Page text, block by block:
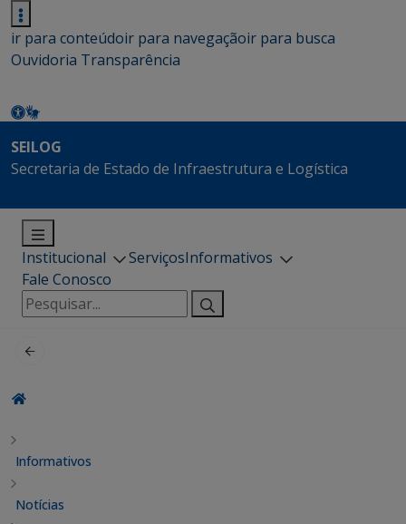
ir para conteúdoir para navegaçãoir para busca
Ouvidoria Transparência
SEILOG
Secretaria de Estado de Infraestrutura e Logística
Institucional ServiçosInformativos
Fale Conosco
Pesquisar
por:
Informativos
Notícias